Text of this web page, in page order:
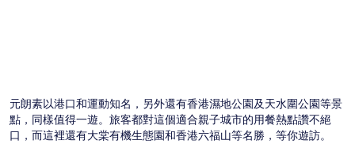
元朗素以港口和運動知名，另外還有香港濕地公園及天水圍公園等景
點，同樣值得一遊。旅客都對這個適合親子城市的用餐熱點讚不絕
口，而這裡還有大棠有機生態園和香港六福山等名勝，等你遊訪。
相